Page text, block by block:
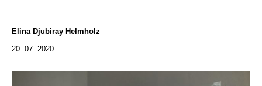
Elina Djubiray Helmholz
20. 07. 2020